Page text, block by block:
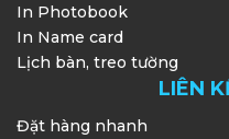
In Photobook
In Name card
Lịch bàn, treo tường
LIÊN
Đặt hàng nhanh